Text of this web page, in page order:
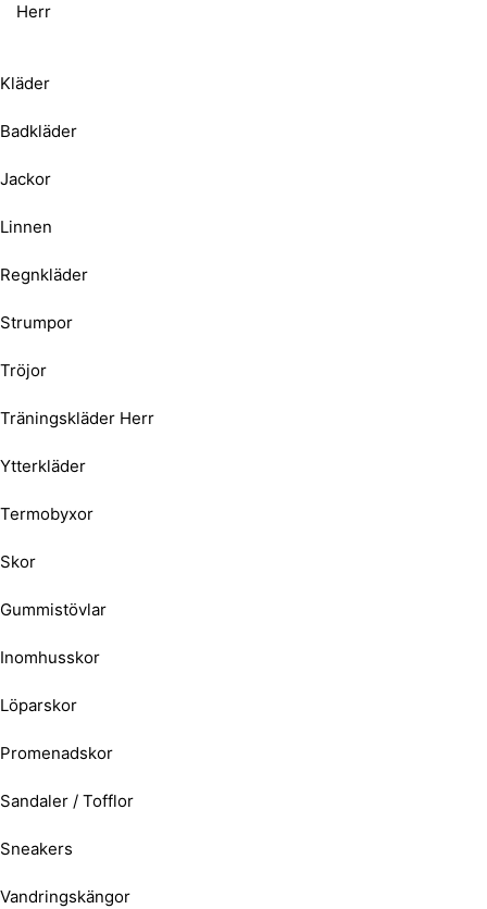
Herr
Kläder
Badkläder
Jackor
Linnen
Regnkläder
Strumpor
Tröjor
Träningskläder Herr
Ytterkläder
Termobyxor
Skor
Gummistövlar
Inomhusskor
Löparskor
Promenadskor
Sandaler / Tofflor
Sneakers
Vandringskängor